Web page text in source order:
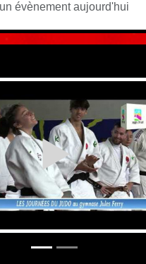
évènement aujourd'hui